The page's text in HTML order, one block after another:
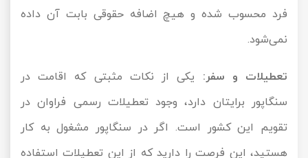
فرد محسوب شده و هیچ اضافه حقوقی بابت آن داده
نمی‌شود.
تعطیلات و سفر: یکی از نکات مثبتی که اقامت در
سنگاپور برایتان دارد، وجود تعطیلات رسمی فراوان در
تقویم این کشور است. اگر در سنگاپور مشغول به کار
هستید، این فرصت را دارید که از این تعطیلات استفاده